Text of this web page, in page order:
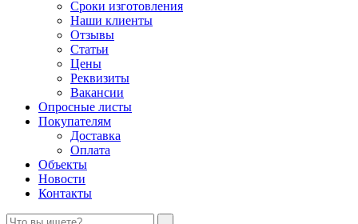
Сроки изготовления
Наши клиенты
Отзывы
Статьи
Цены
Реквизиты
Вакансии
Опросные листы
Покупателям
Доставка
Оплата
Объекты
Новости
Контакты